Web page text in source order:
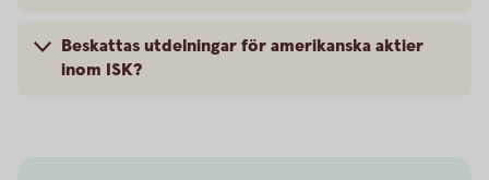
Beskattas utdelningar för amerikanska aktier
inom ISK?